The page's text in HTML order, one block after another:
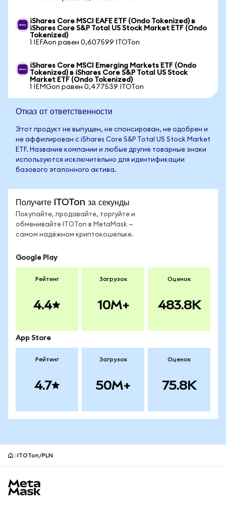
iShares Core MSCI EAFE ETF (Ondo Tokenized) в
iShares Core S&P Total US Stock Market ETF (Ondo
Tokenized)
1 IEFAon равен 0,607599 ITOTon
iShares Core MSCI Emerging Markets ETF (Ondo
Tokenized) в iShares Core S&P Total US Stock
Market ETF (Ondo Tokenized)
1 IEMGon равен 0,477539 ITOTon
Отказ от ответственности
Этот продукт не выпущен, не спонсирован, не одобрен и
не аффилирован с iShares Core S&P Total US Stock Market
ETF. Название компании и любые другие товарные знаки
используются исключительно для идентификации
базового эталонного актива.
Получите ITOTon за секунды
Покупайте, продавайте, торгуйте и
обменивайте ITOTon в MetaMask —
самом надёжном криптокошельке.
Google Play
Рейтинг
4.4
Загрузок
10M+
Оценок
483.8K
App Store
Рейтинг
4.7
Загрузок
50M+
Оценок
75.8K
ITOTon/PLN